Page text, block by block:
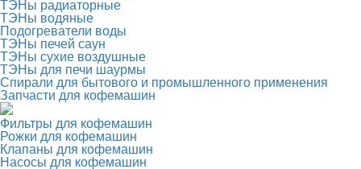
ТЭНы радиаторные
ТЭНы водяные
Подогреватели воды
ТЭНы печей саун
ТЭНы сухие воздушные
ТЭНы для печи шаурмы
Спирали для бытового и промышленного применения
Запчасти для кофемашин
Фильтры для кофемашин
Рожки для кофемашин
Клапаны для кофемашин
Насосы для кофемашин